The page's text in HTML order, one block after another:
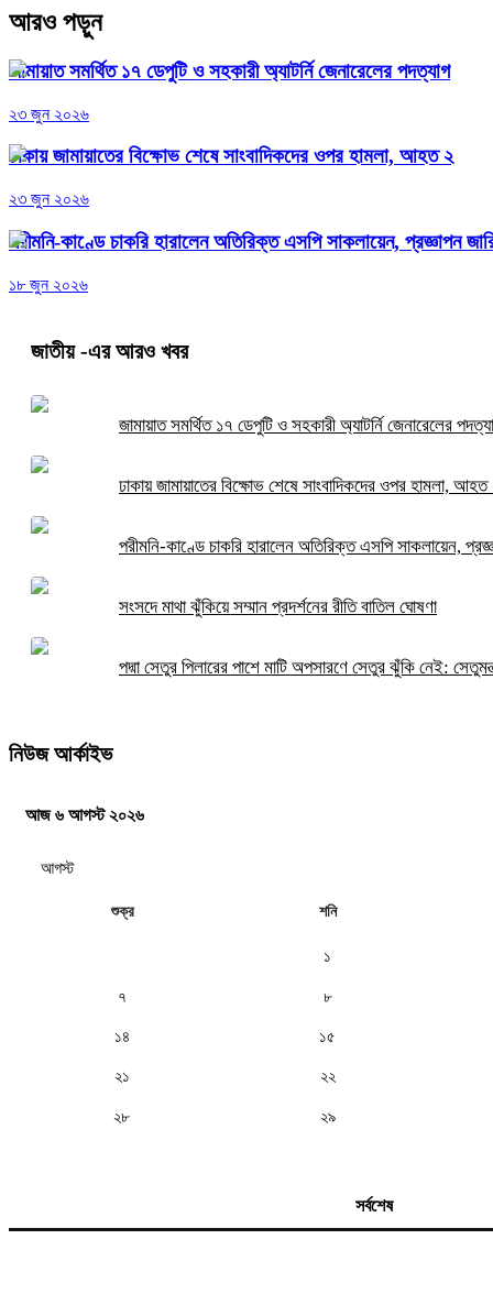
আরও পড়ুন
জামায়াত সমর্থিত ১৭ ডেপুটি ও সহকারী অ্যাটর্নি জেনারেলের পদত্যাগ
২৩ জুন ২০২৬
ঢাকায় জামায়াতের বিক্ষোভ শেষে সাংবাদিকদের ওপর হামলা, আহত ২
২৩ জুন ২০২৬
পরীমনি-কাণ্ডে চাকরি হারালেন অতিরিক্ত এসপি সাকলায়েন, প্রজ্ঞাপন
১৮ জুন ২০২৬
জাতীয়-এর আরও খবর
জামায়াত সমর্থিত ১৭ ডেপুটি ও সহকারী অ্যাটর্নি জেনারেলের
ঢাকায় জামায়াতের বিক্ষোভ শেষে সাংবাদিকদের ওপর হামলা, আহত
পরীমনি-কাণ্ডে চাকরি হারালেন অতিরিক্ত এসপি সাকলায়েন,
সংসদে মাথা ঝুঁকিয়ে সম্মান প্রদর্শনের রীতি বাতিল ঘোষণা
পদ্মা সেতুর পিলারের পাশে মাটি অপসারণে সেতুর ঝুঁকি নেই:
নিউজ আর্কাইভ
আজ ৬ আগস্ট ২০২৬
শুক্র শনি
১
৭ ৮
১৪ ১৫
২১ ২২
২৮ ২৯
সর্বশেষ